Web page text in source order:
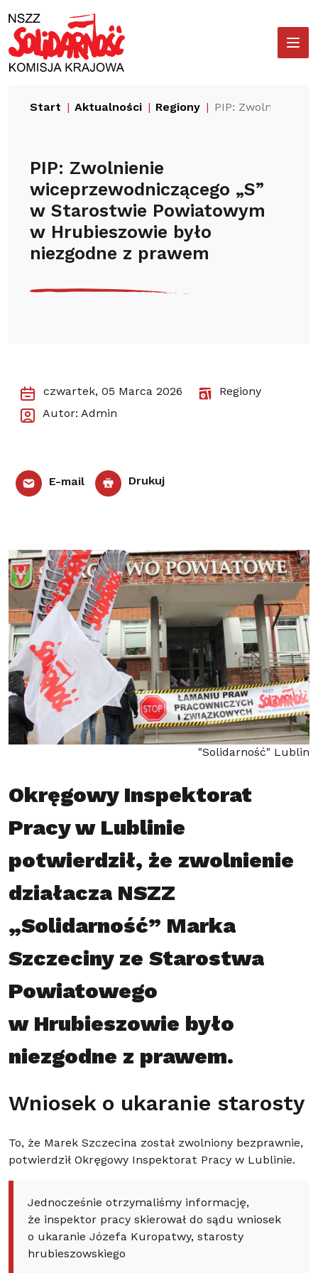
do
treści
Start Aktualności Regiony PIP: Zwolnienie
PIP: Zwolnienie
wiceprzewodniczącego „S”
w Starostwie Powiatowym
w Hrubieszowie było
niezgodne z prawem
czwartek, 05 Marca 2026
Regiony
Autor: Admin
E-mail Drukuj
"Solidarność" Lublin
Okręgowy Inspektorat
Pracy w Lublinie
potwierdził, że zwolnienie
działacza NSZZ
„Solidarność” Marka
Szczeciny ze Starostwa
Powiatowego
w Hrubieszowie było
niezgodne z prawem.
Wniosek o ukaranie starosty
To, że Marek Szczecina został zwolniony bezprawnie,
potwierdził Okręgowy Inspektorat Pracy w Lublinie.
Jednocześnie otrzymaliśmy informację,
że inspektor pracy skierował do sądu wniosek
o ukaranie Józefa Kuropatwy, starosty
hrubieszowskiego